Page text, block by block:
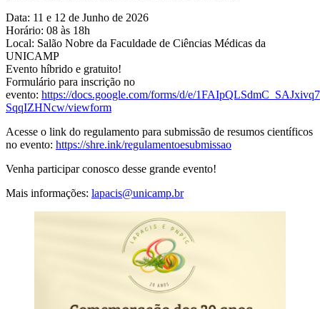
Data: 11 e 12 de Junho de 2026
Horário: 08 às 18h
Local: Salão Nobre da Faculdade de Ciências Médicas da
UNICAMP
Evento híbrido e gratuito!
Formulário para inscrição no
evento: https://docs.google.com/forms/d/e/
SqqIZHNcw/viewform
Acesse o link do regulamento para submissão de resumos científicos
no evento: https://shre.ink/regulamentoesubmissao
Venha participar conosco desse grande evento!
Mais informações: lapacis@unicamp.br